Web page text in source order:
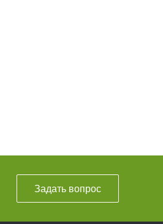
Задать вопрос